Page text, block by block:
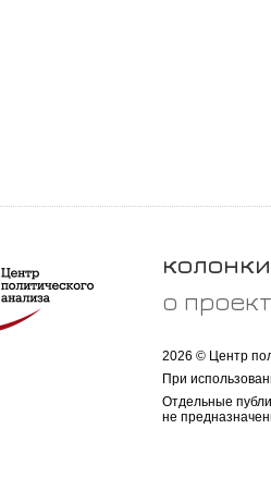
колонки
о
2026 © Центр
При
Отдельные
не